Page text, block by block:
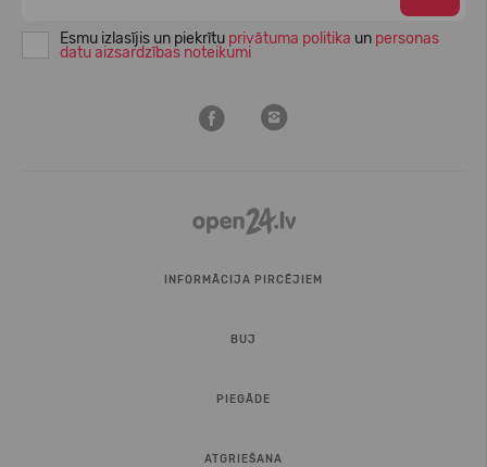
Esmu izlasījis un piekrītu privātuma politika un personas
datu aizsardzības noteikumi
INFORMĀCIJA PIRCĒJIEM
BUJ
PIEGĀDE
ATGRIEŠANA